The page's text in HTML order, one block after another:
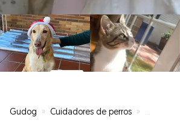
Gudog » Cuidadores de perros »